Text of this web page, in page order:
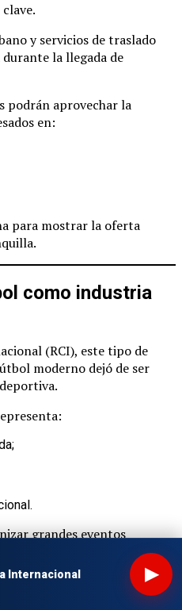
y servicios de traslado
la llegada de
podrán aprovechar la
en:
para mostrar la oferta
como industria
(RCI), este tipo de
moderno dejó de ser
grandes eventos
y aumentan su capacidad
Internacional ▶